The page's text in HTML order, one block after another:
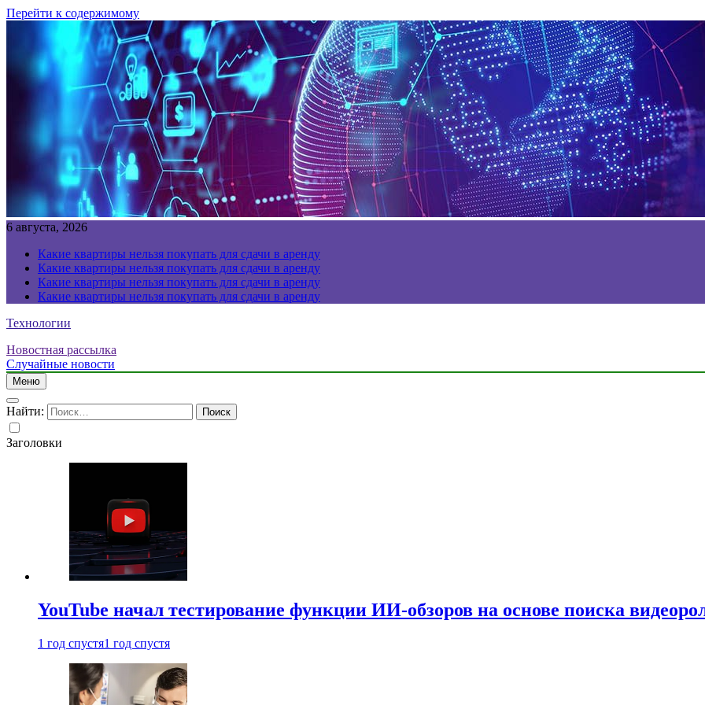
Перейти к содержимому
6 августа, 2026
Какие квартиры нельзя покупать для сдачи в аренду
Какие квартиры нельзя покупать для сдачи в аренду
Какие квартиры нельзя покупать для сдачи в аренду
Какие квартиры нельзя покупать для сдачи в аренду
Технологии
Новостная рассылка
Случайные новости
Меню
Найти:
Заголовки
YouTube начал тестирование функции ИИ-обзоров на основе поиска
1 год спустя1 год спустя